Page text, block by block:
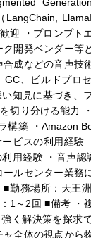
LangChain,
迎 ・プロンプト
ク開発ベンダー等
成などの音声技
GC、ビルドプロ
知見に基づき、
切り分ける能力
構築 ・Amazon
ビスの利用経験
用経験 ・音声認
ールセンター業務
勤務場所：天王
1～2回 ■備考 ・
く解決策を探求
全体の視点から